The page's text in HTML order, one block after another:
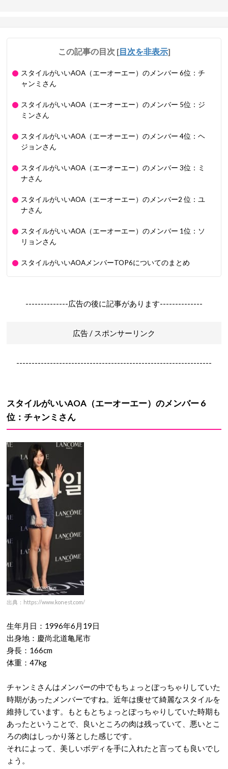
この記事の目次 [目次を非表示]
スタイルがいいAOA（エーオーエー）のメンバー 6位：チ
ャンミさん
スタイルがいいAOA（エーオーエー）のメンバー 5位：ジ
ミンさん
スタイルがいいAOA（エーオーエー）のメンバー 4位：ヘ
ジョンさん
スタイルがいいAOA（エーオーエー）のメンバー 3位：ミ
ナさん
スタイルがいいAOA（エーオーエー）のメンバー2 位：ユ
ナさん
スタイルがいいAOA（エーオーエー）のメンバー 1位：ソ
リョンさん
スタイルがいいAOAメンバーTOP6についてのまとめ
--------------広告の後に記事があります--------------
広告 / スポンサーリンク
----------------------------------------------------------------
スタイルがいいAOA （エーオーエー）のメンバー6
位：チャンミさん
出典：https://www.konest.com/
生年月日：1996年6月19日
出身地：慶尚北道亀尾市
身長：166cm
体重：47kg
チャンミさんはメンバーの中でもちょっとぽっちゃりしていた
時期があったメンバーですね。近年は痩せて綺麗なスタイルを
維持しています。もともとちょっとぽっちゃりしていた時期も
あったということで、良いところの肉は残っていて、悪いとこ
ろの肉はしっかり落とした感じです。
それによって、美しいボディを手に入れたと言っても良いでし
ょう。